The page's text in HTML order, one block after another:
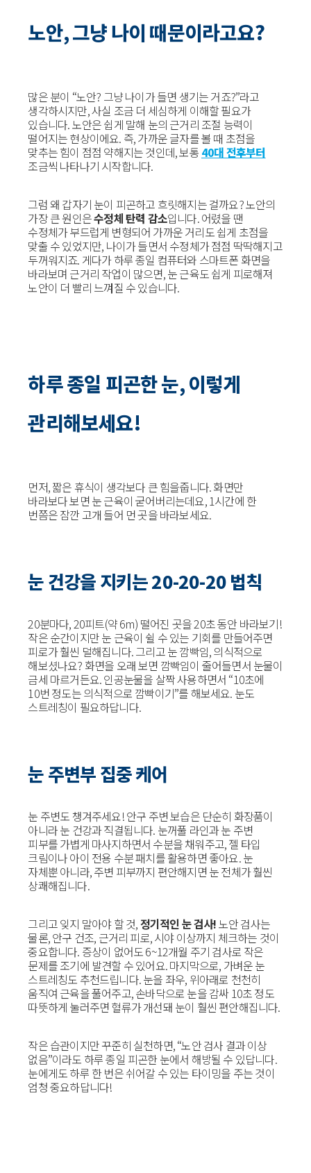
노안, 그냥 나이 때문이라고요?
많은 분이 “노안? 그냥 나이가 들면 생기는 거죠?”라고
생각하시지만, 사실 조금 더 세심하게 이해할 필요가
있습니다. 노안은 쉽게 말해 눈의 근거리 조절 능력이
떨어지는 현상이에요. 즉, 가까운 글자를 볼 때 초점을
맞추는 힘이 점점 약해지는 것인데, 보통 40대 전후부터
조금씩 나타나기 시작합니다.
그럼 왜 갑자기 눈이 피곤하고 흐릿해지는 걸까요? 노안의
가장 큰 원인은수정체 탄력 감소입니다. 어렸을 땐
수정체가 부드럽게 변형되어 가까운 거리도 쉽게 초점을
맞출 수 있었지만, 나이가 들면서 수정체가 점점 딱딱해지고
두꺼워지죠. 게다가 하루 종일 컴퓨터와 스마트폰 화면을
바라보며 근거리 작업이 많으면, 눈 근육도 쉽게 피로해져
노안이 더 빨리 느껴질 수 있습니다.
하루 종일 피곤한 눈, 이렇게
관리해보세요!
먼저, 짧은 휴식이 생각보다 큰 힘을줍니다. 화면만
바라보다 보면 눈 근육이 굳어버리는데요, 1시간에 한
번쯤은 잠깐 고개 들어 먼 곳을 바라보세요.
눈 건강을 지키는 20-20-20 법칙
20분마다, 20피트(약 6m) 떨어진 곳을 20초 동안 바라보기!
작은 순간이지만 눈 근육이 쉴 수 있는 기회를 만들어주면
피로가 훨씬 덜해집니다. 그리고 눈 깜빡임, 의식적으로
해보셨나요? 화면을 오래 보면 깜빡임이 줄어들면서 눈물이
금세 마르거든요. 인공눈물을 살짝 사용하면서 “10초에
10번 정도는 의식적으로 깜빡이기”를 해보세요. 눈도
스트레칭이 필요하답니다.
눈 주변부 집중 케어
눈 주변도 챙겨주세요! 안구 주변 보습은 단순히 화장품이
아니라 눈 건강과 직결됩니다. 눈꺼풀 라인과 눈 주변
피부를 가볍게 마사지하면서 수분을 채워주고, 젤 타입
크림이나 아이 전용 수분 패치를 활용하면 좋아요. 눈
자체뿐 아니라, 주변 피부까지 편안해지면 눈 전체가 훨씬
상쾌해집니다.
그리고 잊지 말아야 할 것, 정기적인 눈 검사!노안 검사는
물론, 안구 건조, 근거리 피로, 시야 이상까지 체크하는 것이
중요합니다. 증상이 없어도 6~12개월 주기 검사로 작은
문제를 조기에 발견할 수 있어요. 마지막으로, 가벼운 눈
스트레칭도 추천드립니다. 눈을 좌우, 위아래로 천천히
움직여 근육을 풀어주고, 손바닥으로 눈을 감싸 10초 정도
따뜻하게 눌러주면 혈류가 개선돼 눈이 훨씬 편안해집니다.
작은 습관이지만 꾸준히 실천하면, “노안 검사 결과 이상
없음”이라도 하루 종일 피곤한 눈에서 해방될 수 있답니다.
눈에게도 하루 한 번은 쉬어갈 수 있는 타이밍을 주는 것이
엄청 중요하답니다!